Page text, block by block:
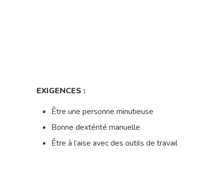
EXIGENCES :
Être une personne minutieuse
Bonne dextérité manuelle
Être à l’aise avec des outils de travail